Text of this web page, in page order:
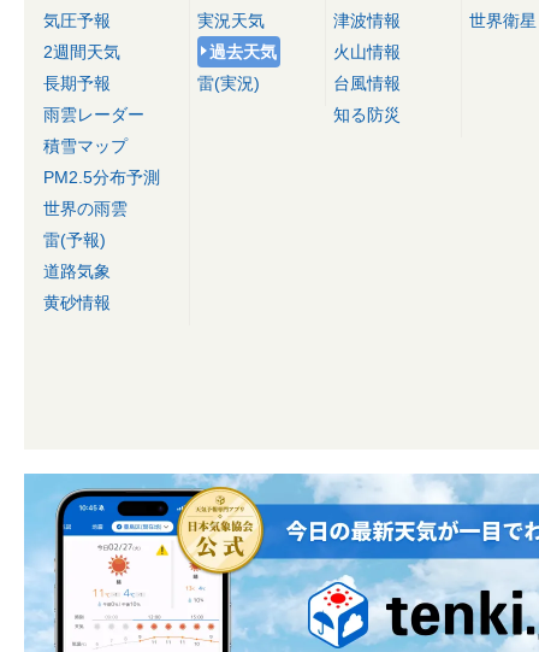
気圧予報
2週間天気
長期予報
雨雲レーダー
積雪マップ
PM2.5分布予測
世界の雨雲
雷(予報)
道路気象
黄砂情報
実況天気
過去天気
雷(実況)
津波情報
火山情報
台風情報
知る防災
世界衛星